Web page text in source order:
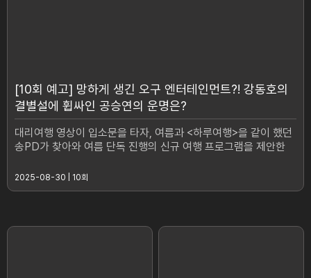
[10회 예고] 망하게 생긴 오구 엔터테인먼트?! 강동호의
결별설에 휩싸인 공승연의 운명은?
대리여행 영상이 입소문을 타자, 여름과 <하루여행>을 같이 했던
송PD가 찾아와 여름 단독 진행의 신규 여행 프로그램을 제안한
완과 은채의 결별설이 뜨며 그 이유가 여름 때문이라는 악의적 스
캔들 기사가 터진다. 파문이 일자 방송국은 새 프로그램 런칭을 전
토일드라마 #MyLovelyJourney #드라마 #여행 #강여름 #아이
2025-08-30 | 10회